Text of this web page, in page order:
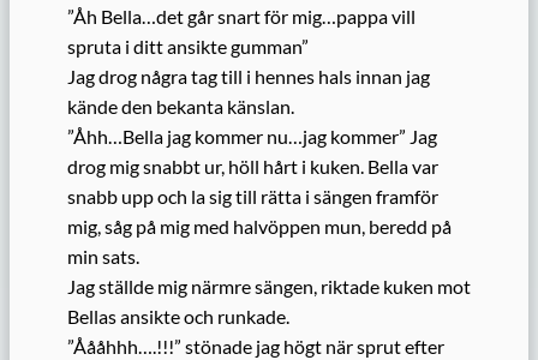
”Åh Bella…det går snart för mig…pappa vill
spruta i ditt ansikte gumman”
Jag drog några tag till i hennes hals innan jag
kände den bekanta känslan.
”Åhh…Bella jag kommer nu…jag kommer” Jag
drog mig snabbt ur, höll hårt i kuken. Bella var
snabb upp och la sig till rätta i sängen framför
mig, såg på mig med halvöppen mun, beredd på
min sats.
Jag ställde mig närmre sängen, riktade kuken mot
Bellas ansikte och runkade.
”Åååhhh….!!!” stönade jag högt när sprut efter